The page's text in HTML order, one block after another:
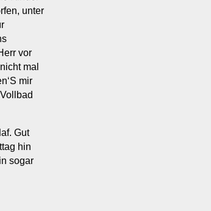
unter
vor
mal
mir
Gut
hin
sogar